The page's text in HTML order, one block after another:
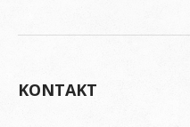
KONTAKT